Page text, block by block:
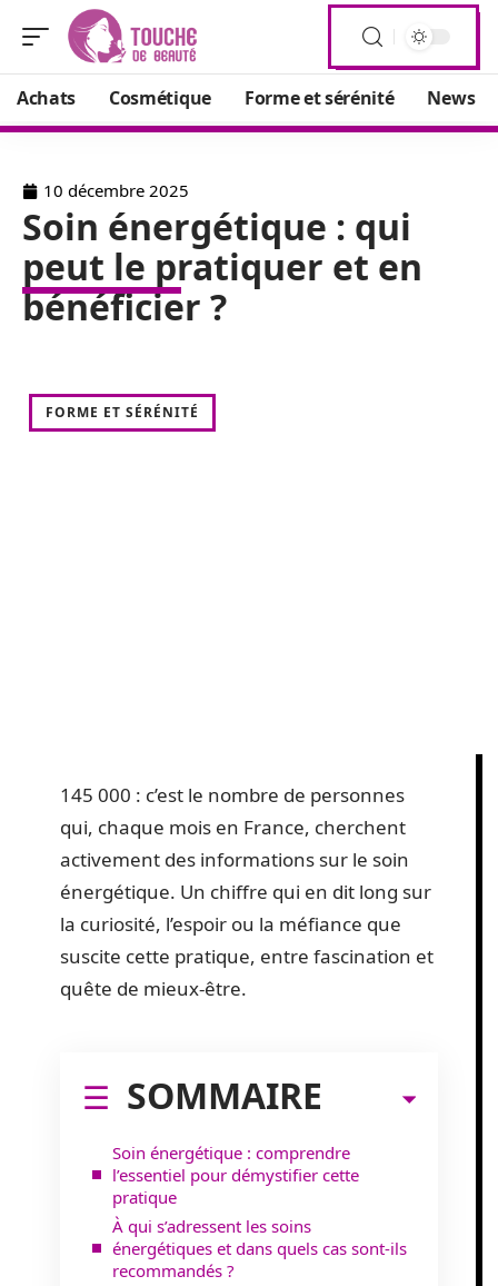
Achats Cosmétique Forme et sérénité News
10 décembre 2025
Soin énergétique : qui
peut le pratiquer et en
bénéficier ?
FORME ET SÉRÉNITÉ
145 000 : c’est le nombre de personnes
qui, chaque mois en France, cherchent
activement des informations sur le soin
énergétique. Un chiffre qui en dit long sur
la curiosité, l’espoir ou la méfiance que
suscite cette pratique, entre fascination et
quête de mieux-être.
SOMMAIRE
Soin énergétique : comprendre
l’essentiel pour démystifier cette
pratique
À qui s’adressent les soins
énergétiques et dans quels cas sont-ils
recommandés ?